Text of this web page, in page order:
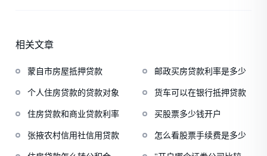
相关文章
蒙自市房屋抵押贷款 邮政买房贷款利率是多少
个人住房贷款的贷款对象 货车可以在银行抵押贷款
住房贷款和商业贷款利率 买股票多少钱开户
张掖农村信用社信用贷款 怎么看股票手续费是多少